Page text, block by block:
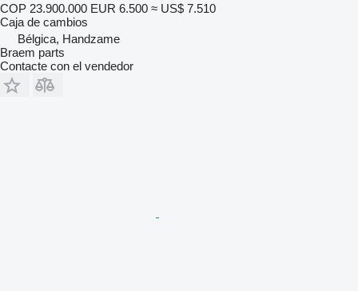
COP 23.900.000 EUR 6.500 ≈ US$ 7.510
Caja de cambios
Bélgica, Handzame
Braem parts
Contacte con el vendedor